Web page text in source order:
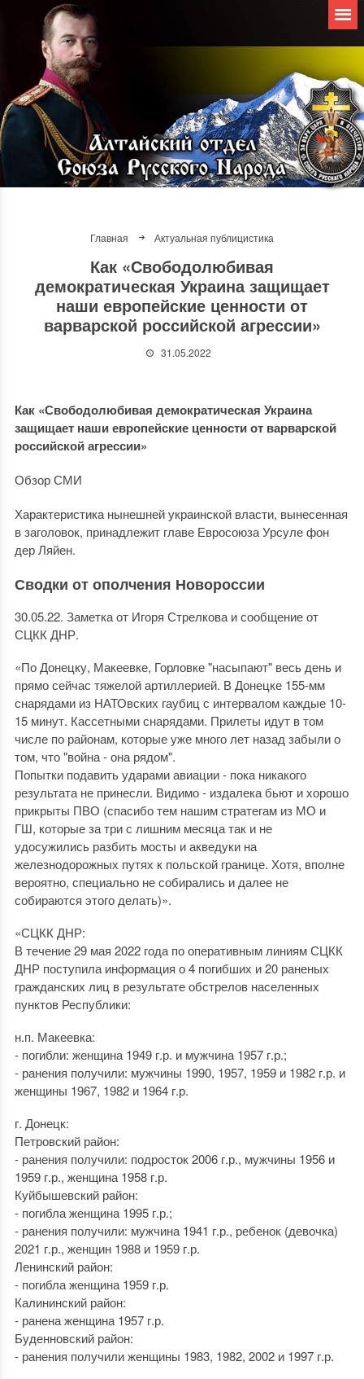
Главная Актуальная публицистика
Как «Свободолюбивая
демократическая Украина защищает
наши европейские ценности от
варварской российской агрессии»
31.05.2022
Как «Свободолюбивая демократическая Украина
защищает наши европейские ценности от варварской
российской агрессии»
Обзор СМИ
Характеристика нынешней украинской власти, вынесенная
в заголовок, принадлежит главе Евросоюза Урсуле фон
дер Ляйен.
Сводки от ополчения Новороссии
30.05.22. Заметка от Игоря Стрелкова и сообщение от
СЦКК ДНР.
«По Донецку, Макеевке, Горловке "насыпают" весь день и
прямо сейчас тяжелой артиллерией. В Донецке 155-мм
снарядами из НАТОвских гаубиц с интервалом каждые 10-
15 минут. Кассетными снарядами. Прилеты идут в том
числе по районам, которые уже много лет назад забыли о
том, что "война - она рядом".
Попытки подавить ударами авиации - пока никакого
результата не принесли. Видимо - издалека бьют и хорошо
прикрыты ПВО (спасибо тем нашим стратегам из МО и
ГШ, которые за три с лишним месяца так и не
удосужились разбить мосты и акведуки на
железнодорожных путях к польской границе. Хотя, вполне
вероятно, специально не собирались и далее не
собираются этого делать)».
«СЦКК ДНР:
В течение 29 мая 2022 года по оперативным линиям СЦКК
ДНР поступила информация о 4 погибших и 20 раненых
гражданских лиц в результате обстрелов населенных
пунктов Республики:
н.п. Макеевка:
- погибли: женщина 1949 г.р. и мужчина 1957 г.р.;
- ранения получили: мужчины 1990, 1957, 1959 и 1982 г.р. и
женщины 1967, 1982 и 1964 г.р.
г. Донецк:
Петровский район:
- ранения получили: подросток 2006 г.р., мужчины 1956 и
1959 г.р., женщина 1958 г.р.
Куйбышевский район:
- погибла женщина 1995 г.р.;
- ранения получили: мужчина 1941 г.р., ребенок (девочка)
2021 г.р., женщин 1988 и 1959 г.р.
Ленинский район:
- погибла женщина 1959 г.р.
Калининский район:
- ранена женщина 1957 г.р.
Буденновский район:
- ранения получили женщины 1983, 1982, 2002 и 1997 г.р.